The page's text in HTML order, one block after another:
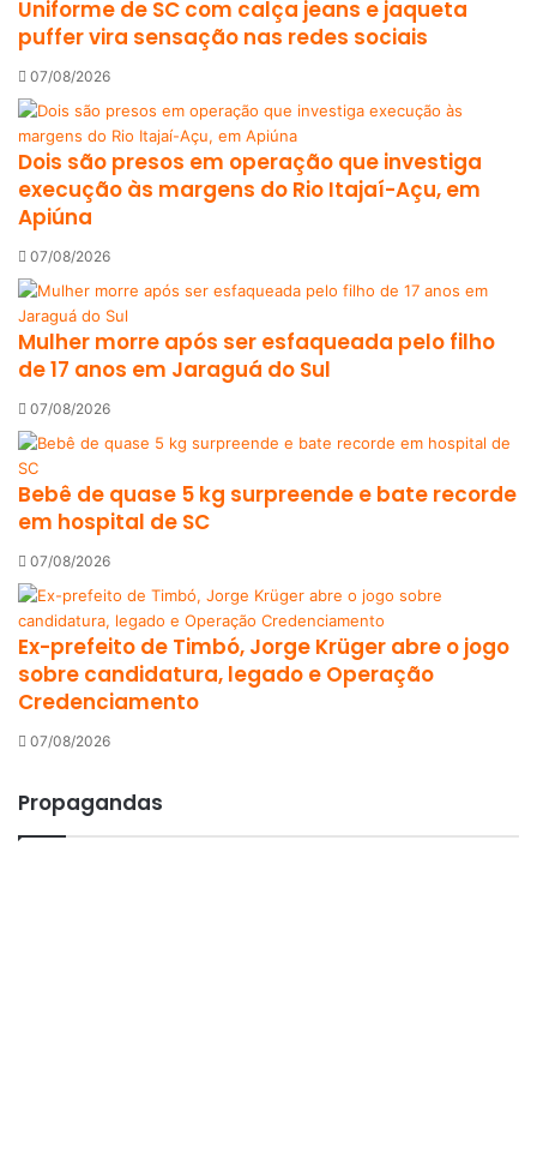
Uniforme de SC com calça jeans e jaqueta
puffer vira sensação nas redes sociais
07/08/2026
Dois são presos em operação que investiga
execução às margens do Rio Itajaí-Açu, em
Apiúna
07/08/2026
Mulher morre após ser esfaqueada pelo filho
de 17 anos em Jaraguá do Sul
07/08/2026
Bebê de quase 5 kg surpreende e bate recorde
em hospital de SC
07/08/2026
Ex-prefeito de Timbó, Jorge Krüger abre o jogo
sobre candidatura, legado e Operação
Credenciamento
07/08/2026
Propagandas